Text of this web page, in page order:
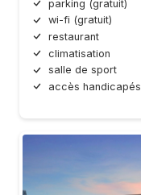
parking (gratuit)
wi-fi (gratuit)
restaurant
climatisation
salle de sport
accès handicapés